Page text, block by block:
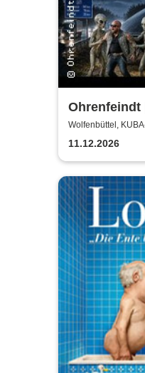
Ohrenfeindt
Wolfenbüttel,
11.12.2026